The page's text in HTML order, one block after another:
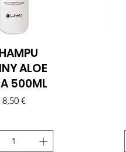
rápida
ALOE
500ML
Precio
8,50 €